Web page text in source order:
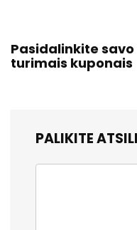
Pasidalinkite
turimais kuponais
PALIKITE